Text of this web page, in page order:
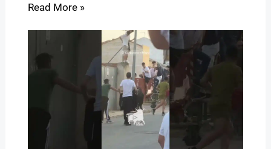
Read More »